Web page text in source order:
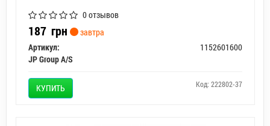
0 отзывов
187 грн
завтра
Артикул:
1152601600
JP Group A/S
КУПИТЬ Код: 222802-37